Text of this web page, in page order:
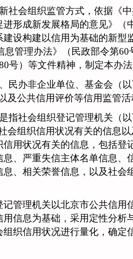
殊群众
社会组织监管方式，依据《
形成新发展格局的意见》（
设构建以信用为基础的新型
管理办法》（民政部令第
号）等文件精神，制定本办法
民办非企业单位、基金会（
公共信用评价等信用监管活
指社会组织登记管理机关（
会组织信用状况有关的信息
用状况有关的信息，包括登
、严重失信主体名单信息、
、相关荣誉信息，以及社会
理机关以北京市公共信用
信息为基础，采用定性分析
织信用状况进行量化，确定